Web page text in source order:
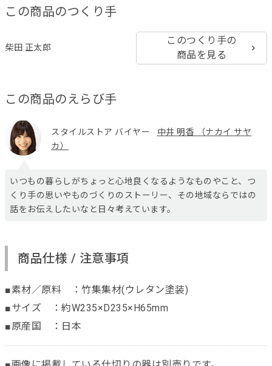
この商品のつくり手
柴田 正太郎
このつくり手の
商品を見る
この商品のえらび手
スタイルストア バイヤー
中井 明香 （ナカイ サヤ
カ）
いつもの暮らしがちょっと心地良くなるようなものやこと、つ
くり手の思いやものづくりのストーリー、その地域ならではの
話をお伝えしたいなと日々考えています。
商品仕様 / 注意事項
■素材／原料 ：竹集集材(ウレタン塗装)
■サイズ ：約W235×D235×H65mm
■原産国 ：日本